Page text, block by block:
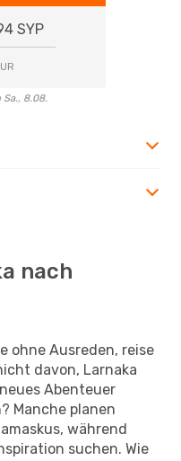
SYP
8.08.
nach
ohne Ausreden, reise
davon, Larnaka
Abenteuer
Manche planen
während
suchen. Wie